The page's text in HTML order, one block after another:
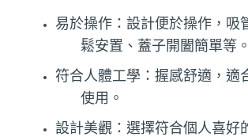
易於操作：設計便於操作，吸
鬆安置、蓋子開闔簡單等。
符合人體工學： 握感舒適，適
使用。
設計美觀：選擇符合個人喜好